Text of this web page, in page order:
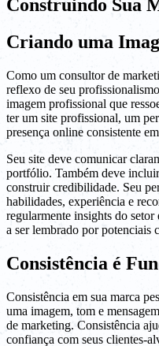
Construindo Sua
Criando uma
Como um consultor de
reflexo de seu
imagem profissional que
ter um site profissional, um
presença online consistente
Seu site deve comunicar
portfólio. Também deve
construir credibilidade. Seu
habilidades, experiência e
regularmente insights do
a ser lembrado por potenciais
Consistência é
Consistência em sua marca
uma imagem, tom e
de marketing. Consistência
confiança com seus clientes-